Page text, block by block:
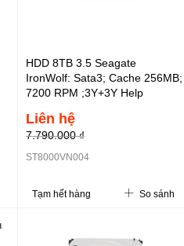
HDD 8TB 3.5 Seagate
IronWolf: Sata3; Cache 256MB;
7200 RPM ;3Y+3Y Help
Liên hệ
7.790.000 ₫
ST8000VN004
Tạm hết hàng So sánh